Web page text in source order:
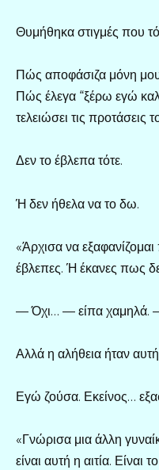
Θυμήθηκα στιγμές που
Πώς αποφάσιζα μόνη
Πώς έλεγα “ξέρω εγώ
τελειώσει τις προτάσεις
Δεν το έβλεπα τότε.
Ή δεν ήθελα να το δω.
«Άρχισα να
έβλεπες. Ή έκανες πως
— Όχι… — είπα χαμηλά.
Αλλά η αλήθεια ήταν
Εγώ ζούσα. Εκείνος…
«Γνώρισα μια άλλη
είναι αυτή η αιτία.